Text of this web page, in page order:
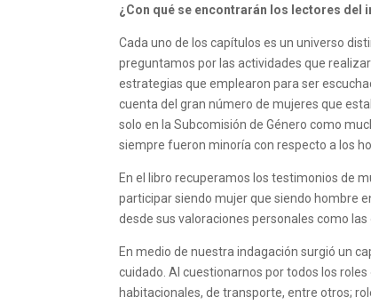
¿Con qué se encontrarán los lectores del
Cada uno de los capítulos es un universo
preguntamos por las actividades que
estrategias que emplearon para ser
cuenta del gran número de mujeres que
solo en la Subcomisión de Género como
siempre fueron minoría con respecto a los
En el libro recuperamos los testimonios de
participar siendo mujer que siendo hombre
desde sus valoraciones personales como
En medio de nuestra indagación surgió un
cuidado. Al cuestionarnos por todos los
habitacionales, de transporte, entre otros;